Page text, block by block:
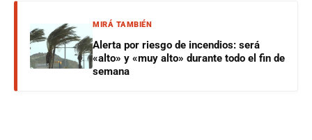
MIRÁ TAMBIÉN
Alerta por riesgo de incendios: será
«alto» y «muy alto» durante todo el fin de
semana